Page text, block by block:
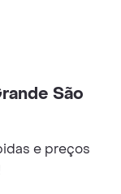
São
e preços